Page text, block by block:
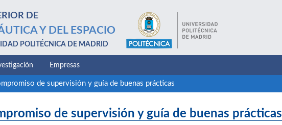
DE
Y DEL ESPACIO
POLITÉCNICA DE MADRID
Empresas
de supervisión y guía de buenas prácticas
de supervisión y guía de buenas prácticas